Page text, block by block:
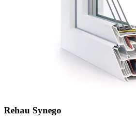
Rehau Synego